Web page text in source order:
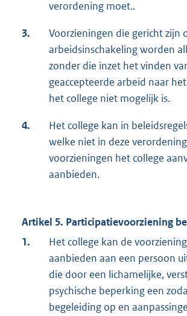
verordening moet..
3.
Voorzieningen die gericht zijn
arbeidsinschakeling worden
zonder die inzet het vinden
geaccepteerde arbeid naar
het college niet mogelijk is.
4.
Het college kan in
welke niet in deze
voorzieningen het college
aanbieden.
Artikel 5. Participatievoorziening
1.
Het college kan de
aanbieden aan een persoon
die door een lichamelijke,
psychische beperking een
begeleiding op en